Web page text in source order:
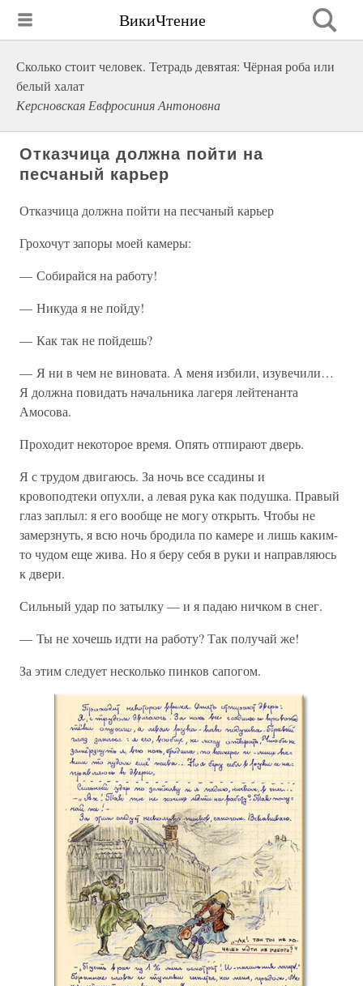
ВикиЧтение
Сколько стоит человек. Тетрадь девятая: Чёрная роба или
белый халат
Керсновская Евфросиния Антоновна
Отказчица должна пойти на
песчаный карьер
Отказчица должна пойти на песчаный карьер
Грохочут запоры моей камеры:
— Собирайся на работу!
— Никуда я не пойду!
— Как так не пойдешь?
— Я ни в чем не виновата. А меня избили, изувечили…
Я должна повидать начальника лагеря лейтенанта
Амосова.
Проходит некоторое время. Опять отпирают дверь.
Я с трудом двигаюсь. За ночь все ссадины и
кровоподтеки опухли, а левая рука как подушка. Правый
глаз заплыл: я его вообще не могу открыть. Чтобы не
замерзнуть, я всю ночь бродила по камере и лишь каким-
то чудом еще жива. Но я беру себя в руки и направляюсь
к двери.
Сильный удар по затылку — и я падаю ничком в снег.
— Ты не хочешь идти на работу? Так получай же!
За этим следует несколько пинков сапогом.